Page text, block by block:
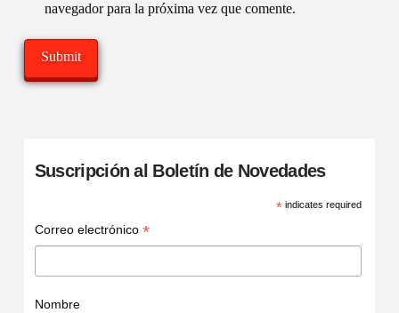
navegador para la próxima vez que comente.
Suscripción al Boletín de Novedades
*indicates required
Correo electrónico *
Nombre